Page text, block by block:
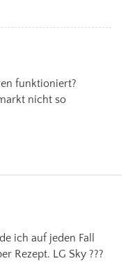
funktioniert?
nicht so
ich auf jeden Fall
Rezept. LG Sky ???